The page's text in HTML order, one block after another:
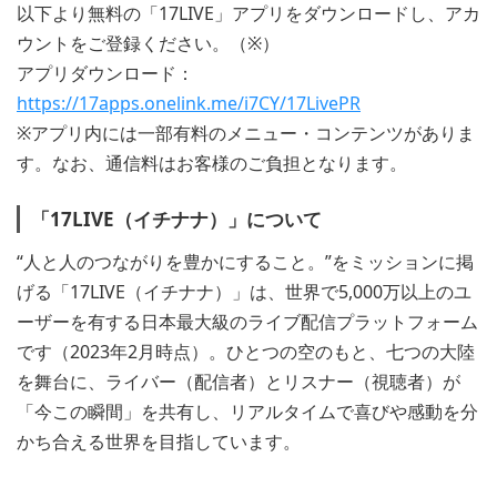
以下より無料の「17LIVE」アプリをダウンロードし、アカ
ウントをご登録ください。（※）
アプリダウンロード：
https://17apps.onelink.me/i7CY/17LivePR
※アプリ内には一部有料のメニュー・コンテンツがありま
す。なお、通信料はお客様のご負担となります。
「17LIVE（イチナナ）」について
“人と人のつながりを豊かにすること。”をミッションに掲
げる「17LIVE（イチナナ）」は、世界で5,000万以上のユ
ーザーを有する日本最大級のライブ配信プラットフォーム
です（2023年2月時点）。ひとつの空のもと、七つの大陸
を舞台に、ライバー（配信者）とリスナー（視聴者）が
「今この瞬間」を共有し、リアルタイムで喜びや感動を分
かち合える世界を目指しています。